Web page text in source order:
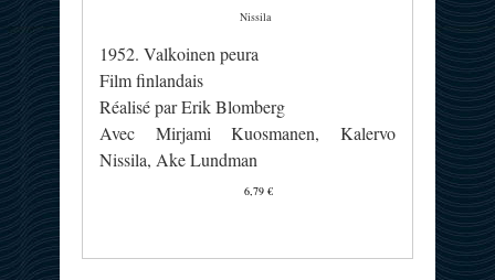
Nissila
1952. Valkoinen peura
Film finlandais
Réalisé par Erik Blomberg
Avec Mirjami Kuosmanen, Kalervo
Nissila, Ake Lundman
6,79 €